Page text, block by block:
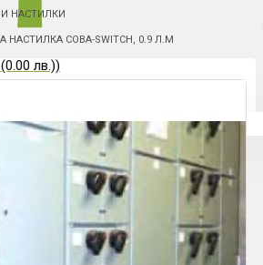
лв.))
НАСТИЛКИ
COBA-SWITCH, 0.9 Л.М